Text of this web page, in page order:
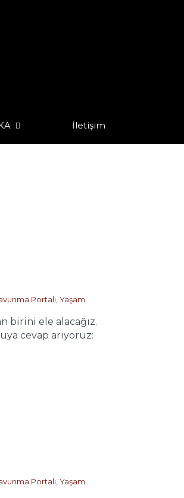
İletişim
Portalı,Yaşam
birini ele alacağız.
cevap arıyoruz:
Portalı Yaşam